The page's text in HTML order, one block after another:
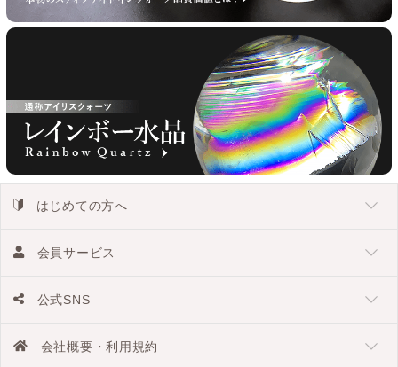
はじめての方へ
会員サービス
公式SNS
会社概要・利用規約